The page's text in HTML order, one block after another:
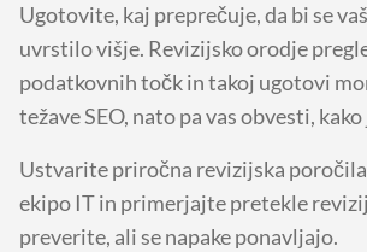
Ugotovite, kaj preprečuje, da bi se
uvrstilo višje. Revizijsko orodje
podatkovnih točk in takoj ugotovi
težave SEO, nato pa vas obvesti,
Ustvarite priročna revizijska poročila
ekipo IT in primerjajte pretekle
preverite, ali se napake ponavljajo.